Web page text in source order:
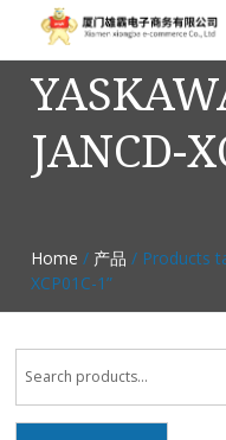
首页
资讯
联系我们
JANCD-
Home / 产品 / Products
XCP01C-1”